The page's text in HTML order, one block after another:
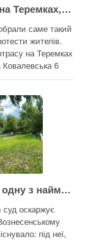
Шкода кожного дерева на Теремках, але тепло мають подати в 400 будинків – депутатка Київради
саме такий
жителів.
на Теремках
6
навколо
обурення
наполягає на
понад 400
У центрі Києва викрили одну з наймасштабніших туалетних схем з фіктивним будинком
суд оскаржує
під неї,